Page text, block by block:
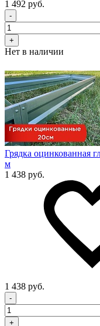
1 492 руб.
-
+
Нет в наличии
Грядка оцинкованная
м
1 438 руб.
1 438 руб.
-
+